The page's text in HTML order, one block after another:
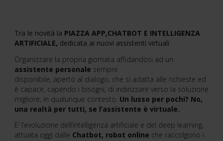
Tra le novità la PIAZZA APP,CHATBOT E INTELLIGENZA
ARTIFICIALE, dedicata ai nuovi assistenti virtuali
Organizzare la propria giornata affidandosi ad un
assistente personale sempre
disponibile, aperto al dialogo, che si adatta alle richieste ed
è capace, capendo i bisogni, di indirizzare verso la soluzione
migliore, in qualunque contesto. Un lusso per pochi? No,
una realtà per tutti, se l’assistente è virtuale.
E’ l’evoluzione dell’intelligenza artificiale e del deep learning,
attuata oggi dalle Chatbot, robot online che raccolgono i